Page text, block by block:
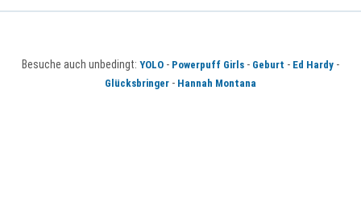
Besuche auch unbedingt: YOLO - Powerpuff Girls - Geburt - Ed Hardy -
Glücksbringer - Hannah Montana